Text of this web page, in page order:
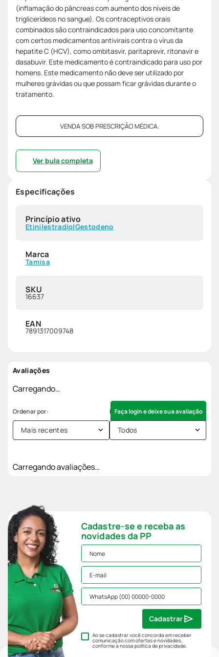
(inflamação do pâncreas com aumento dos níveis de
triglicerídeos no sangue). Os contraceptivos orais
combinados são contraindicados para uso concomitante
com certos medicamentos antivirais contra o vírus da
hepatite C (HCV), como ombitasvir, paritaprevir, ritonavir e
dasabuvir. Este medicamento é contraindicado para uso por
homens. Este medicamento não deve ser utilizado por
mulheres grávidas ou que possam ficar grávidas durante o
tratamento.
VENDA SOB PRESCRIÇÃO MÉDICA.
Ver bula completa
Especificações
Princípio ativo
EtinilestradiolGestodeno
Marca
Tamisa
SKU
16637
EAN
7891317009748
Avaliações
Carregando…
Faça login e deixe sua avaliação
Mais recentes Todos
Carregando avaliações…
Cadastre-se e receba as
novidades da PP
Ao se cadastrar você concorda em receber
comunicação com ofertas e novidades,
conforme a nossapolítica de privacidade.
Cadastrar